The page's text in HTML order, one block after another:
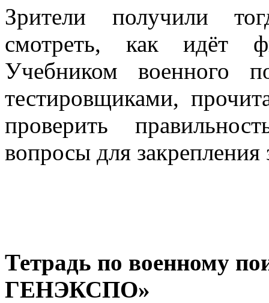
Зрители получили
смотреть, как идёт
Учебником военного
тестировщиками,
проверить
вопросы для
Тетрадь по военному
ГЕНЭКСПО»